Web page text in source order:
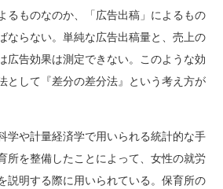
るものなのか、「広告出稿」によるもの
ならない。単純な広告出稿量と、売上の
広告効果は測定できない。このような効
として『差分の差分法』という考え方が
学や計量経済学で用いられる統計的な手
所を整備したことによって、女性の就労
説明する際に用いられている。保育所の